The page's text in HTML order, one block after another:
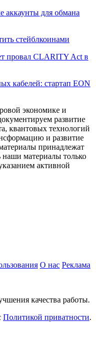
аккаунты для обмана
стейблкоинами
провал CLARITY Act в
кабелей: стартап EON
экономике и
развитие
квантовых технологий
и развитие
принадлежат
материалы только
активной
О нас Реклама
качества работы.
Политикой приватности.